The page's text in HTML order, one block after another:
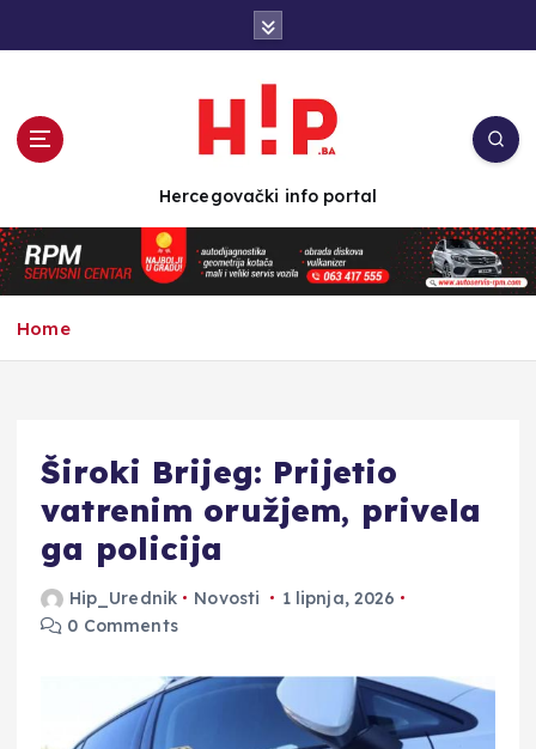
n
t
e
Hercegovački info portal
Home
Široki Brijeg: Prijetio
vatrenim oružjem, privela
ga policija
Hip_Urednik Novosti
1 lipnja, 2026
0 Comments